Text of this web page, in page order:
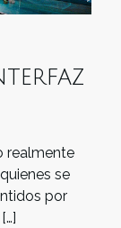
realmente
se
por
[…]